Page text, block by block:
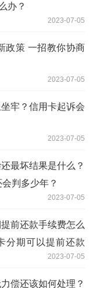
办？
2023-07-05
政策 一招教你协商
2023-07-05
牢？信用卡起诉会
2023-07-05
最坏结果是什么？
判多少年？
2023-07-05
前还款手续费怎么
分期可以提前还款
2023-07-05
偿还该如何处理？